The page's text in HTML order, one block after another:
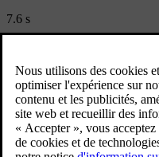
7.6 s
143 g/km
Voir toutes les spécifications
Limited Edition